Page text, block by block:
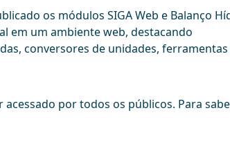
os módulos SIGA Web e Balanço
em um ambiente web, destacando
conversores de unidades,
por todos os públicos. Para